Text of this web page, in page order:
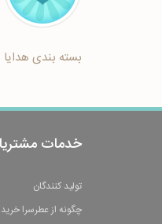
بسته بندی هدایا
خدمات
تولید کنندگان
چگونه از عطرسرا